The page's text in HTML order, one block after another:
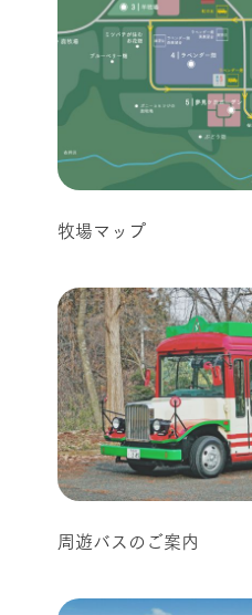
牧場マップ
周遊バスのご案内